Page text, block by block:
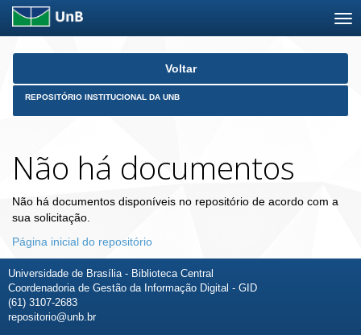
Skip
Voltar
REPOSITÓRIO INSTITUCIONAL DA UNB
Não há documentos
Não há documentos disponíveis no repositório de acordo com a
sua solicitação.
Página inicial do repositório
Universidade de Brasília - Biblioteca Central
Coordenadoria de Gestão da Informação Digital - GID
(61) 3107-2683
repositorio@unb.br